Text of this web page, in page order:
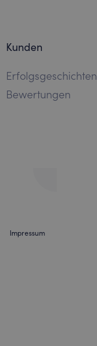
Kunden
Erfolgsgeschichten
Bewertungen
Impressum